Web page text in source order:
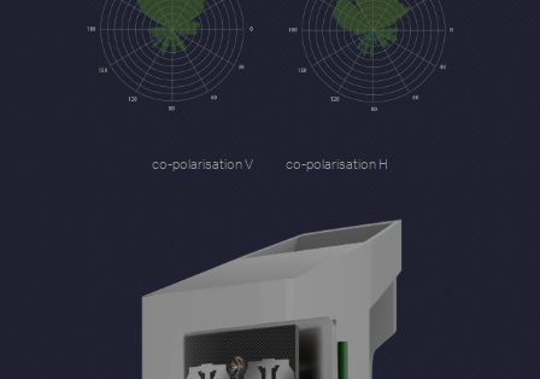
co-polarisation V co-polarisation H